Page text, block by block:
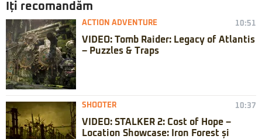
Iți recomandăm
ACTION ADVENTURE 10:51
VIDEO: Tomb Raider: Legacy of Atlantis
– Puzzles & Traps
SHOOTER 10:37
VIDEO: STALKER 2: Cost of Hope –
Location Showcase: Iron Forest și